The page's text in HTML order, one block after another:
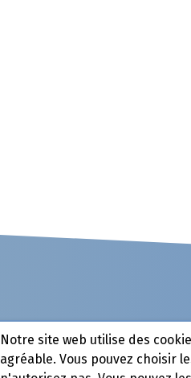
Notre site web utilise des
agréable. Vous pouvez choisir